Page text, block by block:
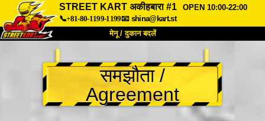
STREET KART अकीहबारा #1
OPEN 10:00-22:00
📞+81-80-1199-1199📧 shina@kart.st
मेनू / दुकान बदलें
हमारे बारे में विशेषताएँ कीमत
पहुंच वॉयस FAQ
समझौता /
Agreement